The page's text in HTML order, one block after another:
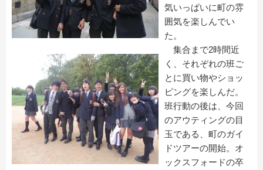
気いっぱいに町の雰
囲気を楽しんでい
た。
集合まで2時間近
く、それぞれの班ご
とに買い物やショッ
ピングを楽しんだ。
班行動の後は、今回
のアウティングの目
玉である、町のガイ
ドツアーの開始。オ
ックスフォードの卒